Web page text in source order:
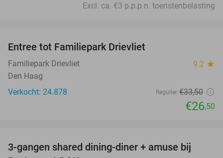
Excl. ca. €3 p.p.p.n. toeristenbelasting
Entree tot Familiepark Drievliet
Familiepark Drievliet 9.2 star
Den Haag
Verkocht: 24.878
Regulier €33,50
€26,50
3-gangen shared dining-diner + amuse bij